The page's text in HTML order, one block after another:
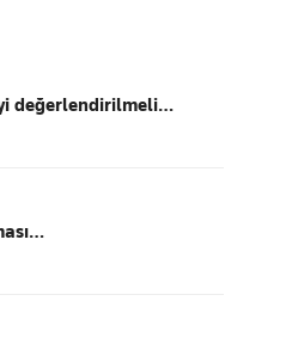
değerlendirilmeli…